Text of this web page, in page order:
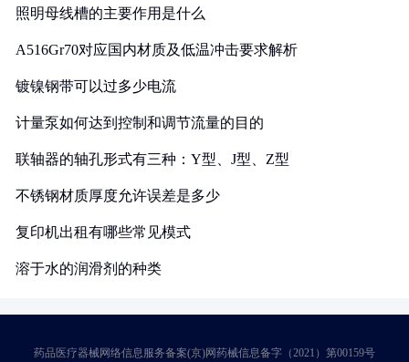
照明母线槽的主要作用是什么
A516Gr70对应国内材质及低温冲击要求解析
镀镍钢带可以过多少电流
计量泵如何达到控制和调节流量的目的
联轴器的轴孔形式有三种：Y型、J型、Z型
不锈钢材质厚度允许误差是多少
复印机出租有哪些常见模式
溶于水的润滑剂的种类
药品医疗器械网络信息服务备案(京)网药械信息备字（2021）第00159号